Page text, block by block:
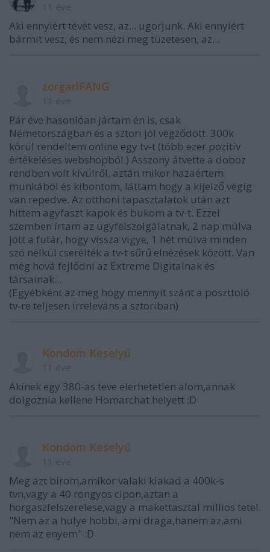
Aki ennyiért tévét vesz, az... ugorjunk. Aki ennyiért
bármit vesz, és nem nézi meg tüzetesen, az...
zorgarlFANG
Pár éve hasonlóan jártam én is, csak
Németországban és a sztori jól végződött. 300k
körül rendeltem online egy tv-t (több ezer pozitív
értékeléses webshopból.) Asszony átvette a doboz
rendben volt kívülről, aztán mikor hazaértem
munkából és kibontom, láttam hogy a kijelző végig
van repedve. Az otthoni tapasztalatok után azt
hittem agyfaszt kapok és bukom a tv-t. Ezzel
szemben írtam az ügyfélszolgálatnak, 2 nap múlva
jött a futár, hogy vissza vigye, 1 hét múlva minden
szó nélkül cserélték a tv-t sűrű elnézések között. Van
még hová fejlődni az Extreme Digitalnak és
társainak...
(Egyébként az meg hogy mennyit szánt a poszttoló
tv-re teljesen irreleváns a sztoriban)
Kondom Keselyű
Akinek egy 380-as teve elerhetetlen alom,annak
dolgoznia kellene Homarchat helyett :D
Kondom Keselyű
Meg azt birom,amikor valaki kiakad a 400k-s
tvn,vagy a 40 rongyos cipon,aztan a
horgaszfelszerelese,vagy a makettasztal millios tetel.
"Nem az a hulye hobbi, ami draga,hanem az,ami
nem az enyem" :D